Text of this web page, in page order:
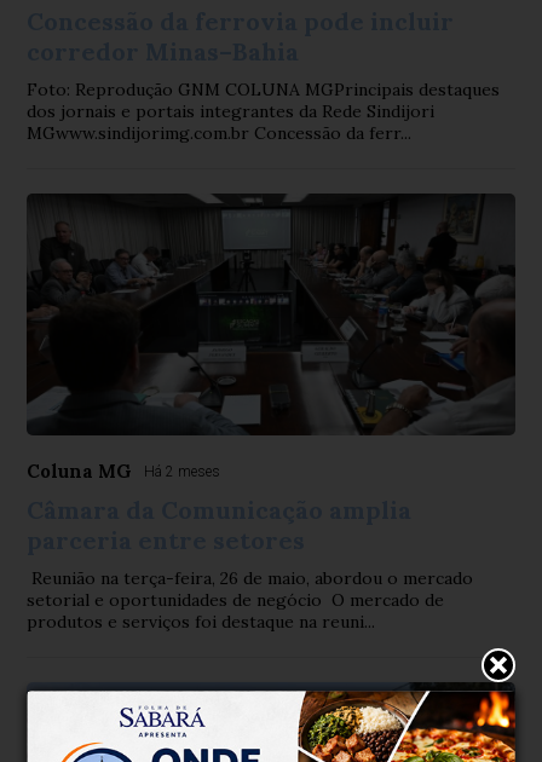
Foto: Reprodução GNM COLUNA MGPrincipais destaques
dos jornais e portais integrantes da Rede Sindijori
MGwww.sindijorimg.com.br Concessão da ferr...
Coluna MG Há 2 meses
Reunião na terça-feira, 26 de maio, abordou o mercado
setorial e oportunidades de negócio O mercado de
produtos e serviços foi destaque na reuni...